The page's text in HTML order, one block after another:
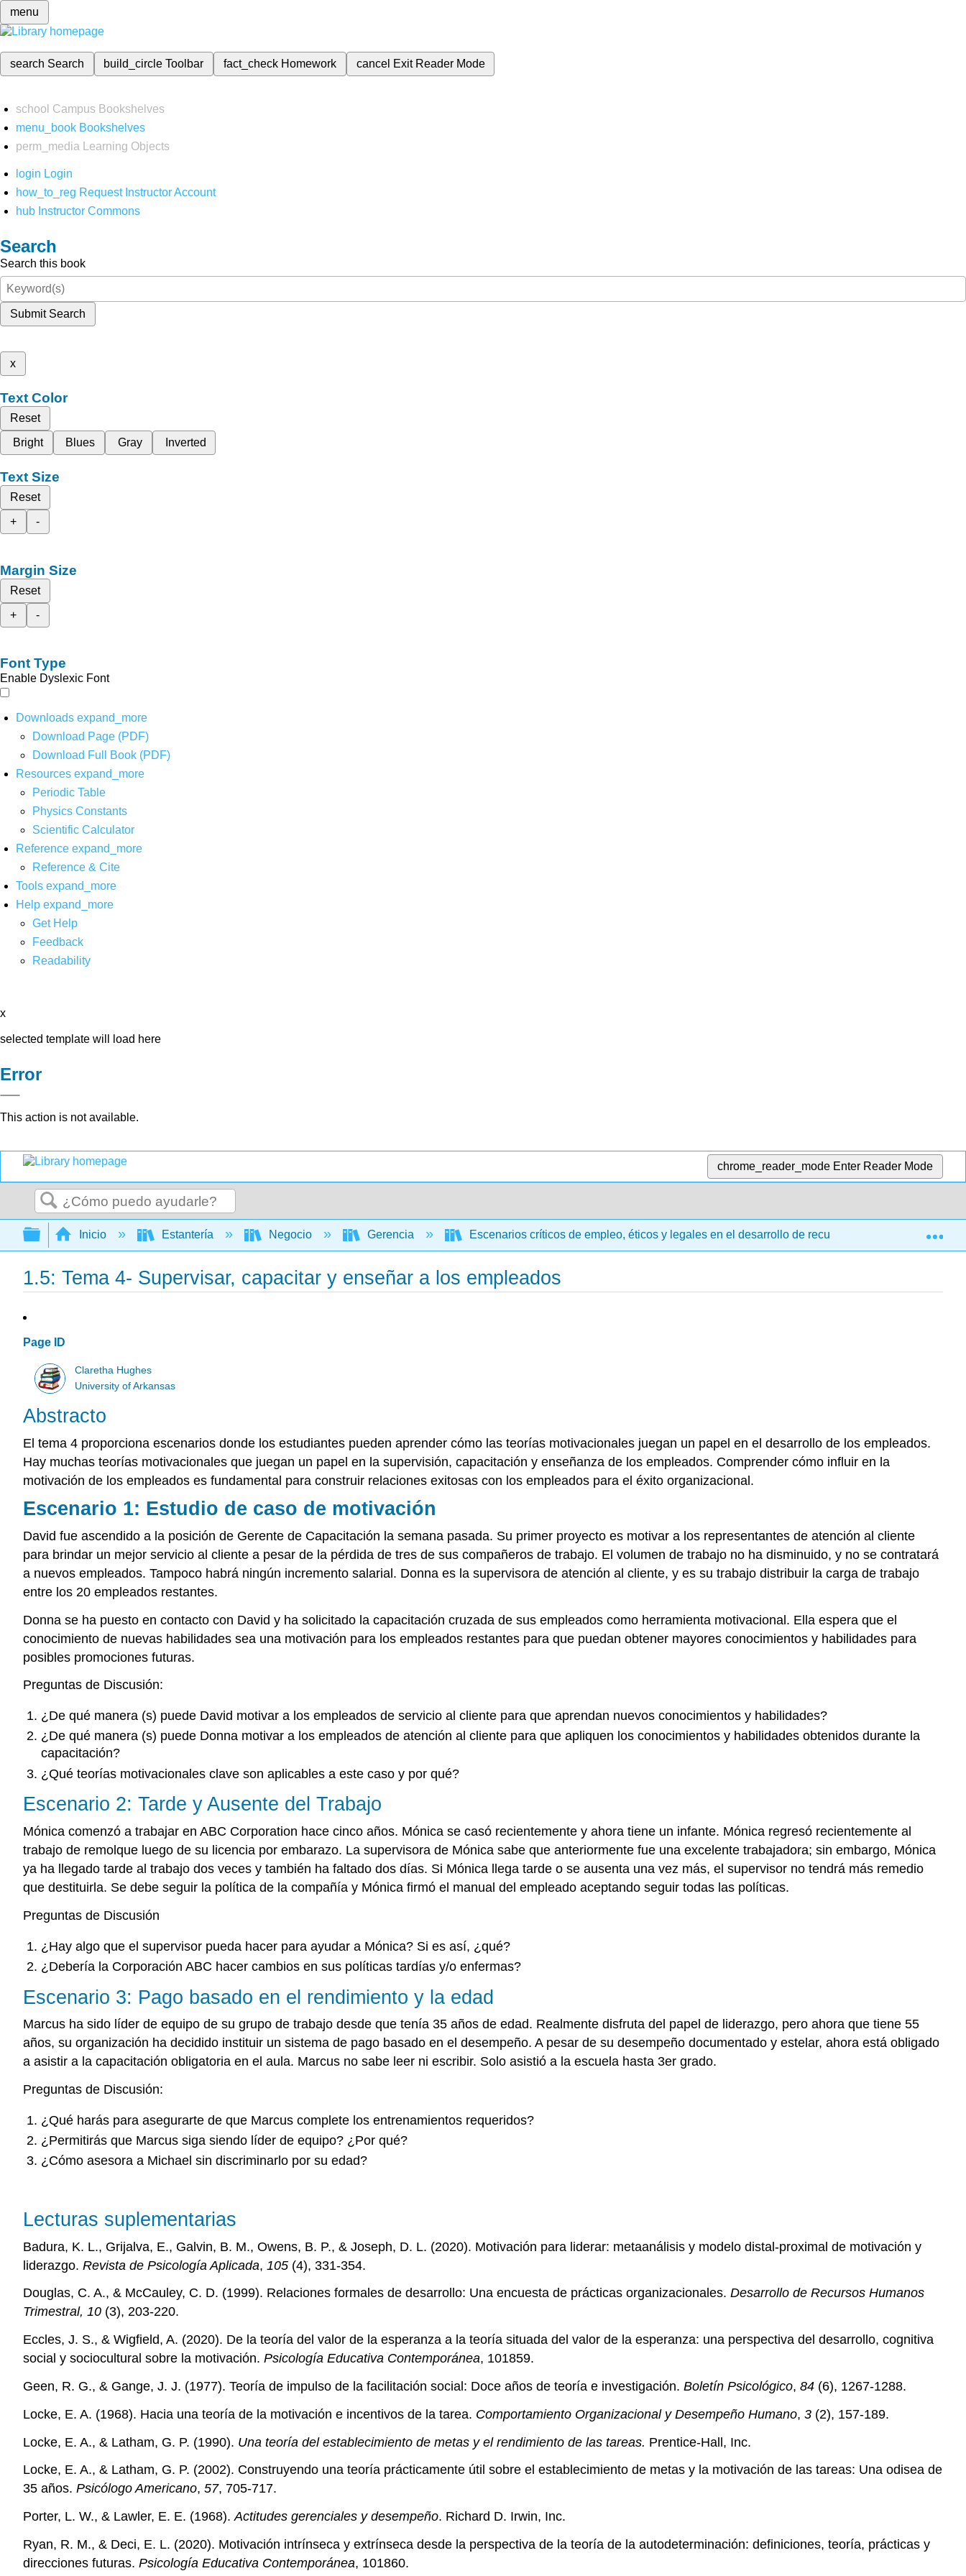
menu
search Search build_circleToolbar fact_check Homework cancel Exit Reader Mode
school Campus Bookshelves
menu_book Bookshelves
perm_media
Learning Objects
login Login
how_to_reg Request Instructor Account
hub Instructor Commons
Search
Search this book
Submit Search
x
Text Color
Reset
Bright
Blues Gray Inverted
Text Size
Reset
+
-
Margin Size
Reset
+
-
Font Type
Enable Dyslexic Font
Downloads expand_more
Download Page (PDF)
Download Full Book (PDF)
Resources expand_more
Periodic Table
Physics Constants
Scientific Calculator
Reference expand_more
Reference & Cite
Tools expand_more
Help expand_more
Get Help
Feedback
Readability
x
selected template will load here
Error
This action is not available.
chrome_reader_mode Enter Reader Mode
Buscar
Expandir/contraer jerarquía global
Inicio Estantería Negocio Gerencia Escenarios críticos de empleo, éticos y legales en el desarrollo de recursos humanos (Hughs)
1.5: Tema 4- Supervisar, capacitar y enseñar a los empleados
Page ID
Claretha Hughes
University of Arkansas
Abstracto
El tema 4 proporciona escenarios donde los estudiantes pueden aprender cómo las teorías motivacionales juegan un papel en el desarrollo de los empleados.
Hay muchas teorías motivacionales que juegan un papel en la supervisión, capacitación y enseñanza de los empleados. Comprender cómo influir en la
motivación de los empleados es fundamental para construir relaciones exitosas con los empleados para el éxito organizacional.
Escenario 1: Estudio de caso de motivación
David fue ascendido a la posición de Gerente de Capacitación la semana pasada. Su primer proyecto es motivar a los representantes de atención al cliente
para brindar un mejor servicio al cliente a pesar de la pérdida de tres de sus compañeros de trabajo. El volumen de trabajo no ha disminuido, y no se contratará
a nuevos empleados. Tampoco habrá ningún incremento salarial. Donna es la supervisora de atención al cliente, y es su trabajo distribuir la carga de trabajo
entre los 20 empleados restantes.
Donna se ha puesto en contacto con David y ha solicitado la capacitación cruzada de sus empleados como herramienta motivacional. Ella espera que el
conocimiento de nuevas habilidades sea una motivación para los empleados restantes para que puedan obtener mayores conocimientos y habilidades para
posibles promociones futuras.
Preguntas de Discusión:
¿De qué manera (s) puede David motivar a los empleados de servicio al cliente para que aprendan nuevos conocimientos y habilidades?
¿De qué manera (s) puede Donna motivar a los empleados de atención al cliente para que apliquen los conocimientos y habilidades obtenidos durante la
capacitación?
¿Qué teorías motivacionales clave son aplicables a este caso y por qué?
Escenario 2: Tarde y Ausente del Trabajo
Mónica comenzó a trabajar en ABC Corporation hace cinco años. Mónica se casó recientemente y ahora tiene un infante. Mónica regresó recientemente al
trabajo de remolque luego de su licencia por embarazo. La supervisora de Mónica sabe que anteriormente fue una excelente trabajadora; sin embargo, Mónica
ya ha llegado tarde al trabajo dos veces y también ha faltado dos días. Si Mónica llega tarde o se ausenta una vez más, el supervisor no tendrá más remedio
que destituirla. Se debe seguir la política de la compañía y Mónica firmó el manual del empleado aceptando seguir todas las políticas.
Preguntas de Discusión
¿Hay algo que el supervisor pueda hacer para ayudar a Mónica? Si es así, ¿qué?
¿Debería la Corporación ABC hacer cambios en sus políticas tardías y/o enfermas?
Escenario 3: Pago basado en el rendimiento y la edad
Marcus ha sido líder de equipo de su grupo de trabajo desde que tenía 35 años de edad. Realmente disfruta del papel de liderazgo, pero ahora que tiene 55
años, su organización ha decidido instituir un sistema de pago basado en el desempeño. A pesar de su desempeño documentado y estelar, ahora está obligado
a asistir a la capacitación obligatoria en el aula. Marcus no sabe leer ni escribir. Solo asistió a la escuela hasta 3er grado.
Preguntas de Discusión:
¿Qué harás para asegurarte de que Marcus complete los entrenamientos requeridos?
¿Permitirás que Marcus siga siendo líder de equipo? ¿Por qué?
¿Cómo asesora a Michael sin discriminarlo por su edad?
Lecturas suplementarias
Badura, K. L., Grijalva, E., Galvin, B. M., Owens, B. P., & Joseph, D. L. (2020). Motivación para liderar: metaanálisis y modelo distal-proximal de motivación y
liderazgo. Revista de Psicología Aplicada, 105 (4), 331-354.
Douglas, C. A., & McCauley, C. D. (1999). Relaciones formales de desarrollo: Una encuesta de prácticas organizacionales. Desarrollo de Recursos Humanos
Trimestral, 10 (3), 203-220.
Eccles, J. S., & Wigfield, A. (2020). De la teoría del valor de la esperanza a la teoría situada del valor de la esperanza: una perspectiva del desarrollo, cognitiva
social y sociocultural sobre la motivación. Psicología Educativa Contemporánea, 101859.
Geen, R. G., & Gange, J. J. (1977). Teoría de impulso de la facilitación social: Doce años de teoría e investigación. Boletín Psicológico, 84 (6), 1267-1288.
Locke, E. A. (1968). Hacia una teoría de la motivación e incentivos de la tarea. Comportamiento Organizacionaly Desempeño Humano, 3 (2), 157-189.
Locke, E. A., & Latham, G. P. (1990). Una teoría del establecimiento de metas y el rendimiento de las tareas. Prentice-Hall, Inc.
Locke, E. A., & Latham, G. P. (2002). Construyendo una teoría prácticamente útil sobre el establecimiento de metas y la motivación de las tareas: Una odisea de
35 años. Psicólogo Americano, 57, 705-717.
Porter, L. W., & Lawler, E. E. (1968).Actitudes gerenciales y desempeño. Richard D. Irwin, Inc.
Ryan, R. M., & Deci, E. L. (2020). Motivación intrínseca y extrínseca desde la perspectiva de la teoría de la autodeterminación: definiciones, teoría, prácticas y
direcciones futuras. Psicología Educativa Contemporánea, 101860.